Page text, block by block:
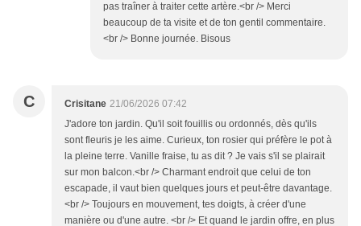
pas traîner à traiter cette artère.<br /> Merci
beaucoup de ta visite et de ton gentil commentaire.
<br /> Bonne journée. Bisous
C Crisitane 21/06/2026 07:42
J'adore ton jardin. Qu'il soit fouillis ou ordonnés, dès qu'ils
sont fleuris je les aime. Curieux, ton rosier qui préfère le pot à
la pleine terre. Vanille fraise, tu as dit ? Je vais s'il se plairait
sur mon balcon.<br /> Charmant endroit que celui de ton
escapade, il vaut bien quelques jours et peut-être davantage.
<br /> Toujours en mouvement, tes doigts, à créer d'une
manière ou d'une autre. <br /> Et quand le jardin offre, en plus